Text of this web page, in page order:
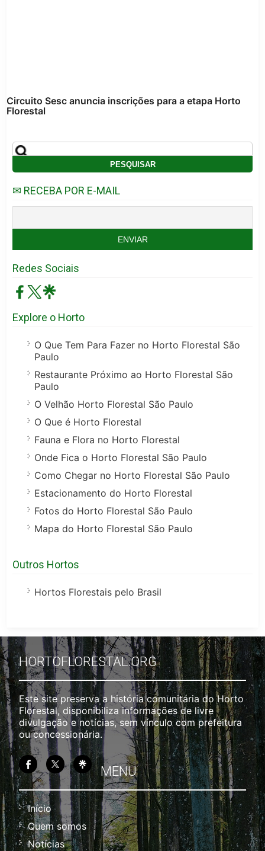
Circuito Sesc anuncia inscrições para a etapa Horto
Florestal
✉ RECEBA POR E-MAIL
Redes Sociais
Explore o Horto
O Que Tem Para Fazer no Horto Florestal São
Paulo
Restaurante Próximo ao Horto Florestal São
Paulo
O Velhão Horto Florestal São Paulo
O Que é Horto Florestal
Fauna e Flora no Horto Florestal
Onde Fica o Horto Florestal São Paulo
Como Chegar no Horto Florestal São Paulo
Estacionamento do Horto Florestal
Fotos do Horto Florestal São Paulo
Mapa do Horto Florestal São Paulo
Outros Hortos
Hortos Florestais pelo Brasil
HORTOFLORESTAL.ORG
Este site preserva a história comunitária do Horto
Florestal, disponibiliza informações de livre
divulgação e notícias, sem vínculo com prefeitura
ou concessionária.
MENU
Início
Quem somos
Notícias